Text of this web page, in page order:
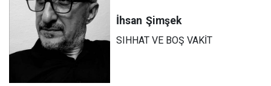
İhsan Şimşek
SIHHAT VE BOŞ VAKİT